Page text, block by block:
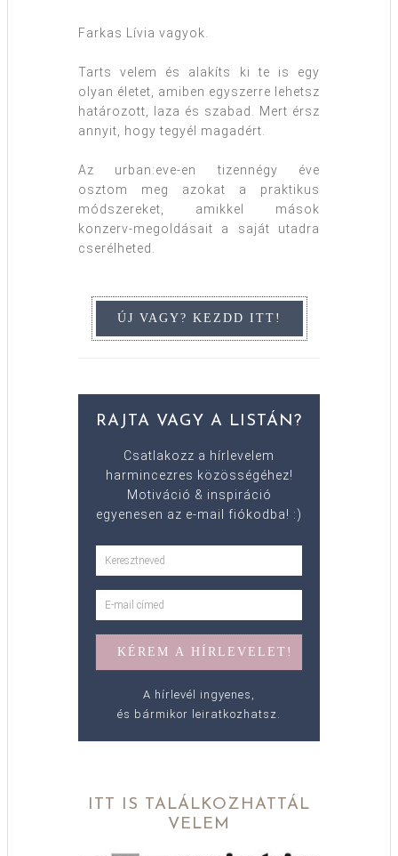
Farkas Lívia vagyok.
Tarts velem és alakíts ki te is egy
olyan életet, amiben egyszerre lehetsz
határozott, laza és szabad. Mert érsz
annyit, hogy tegyél magadért.
Az urban:eve-en tizennégy éve
osztom meg azokat a praktikus
módszereket, amikkel mások
konzerv-megoldásait a saját utadra
cserélheted.
RAJTA VAGY A LISTÁN?
Csatlakozz a hírlevelem
harmincezres közösségéhez!
Motiváció & inspiráció
egyenesen az e-mail fiókodba! :)
A hírlevél ingyenes,
és bármikor leiratkozhatsz.
ITT IS TALÁLKOZHATTÁL
VELEM